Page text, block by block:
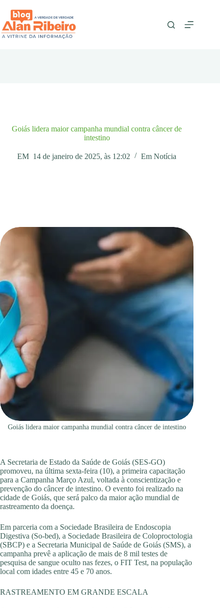
para
conteúdo
Goiás lidera maior campanha mundial contra câncer de
intestino
EM 14 de janeiro de 2025, às 12:02 Em Notícia
Goiás lidera maior campanha mundial contra câncer de intestino
A Secretaria de Estado da Saúde de Goiás (SES-GO)
promoveu, na última sexta-feira (10), a primeira capacitação
para a Campanha Março Azul, voltada à conscientização e
prevenção do câncer de intestino. O evento foi realizado na
cidade de Goiás, que será palco da maior ação mundial de
rastreamento da doença.
Em parceria com a Sociedade Brasileira de Endoscopia
Digestiva (So-bed), a Sociedade Brasileira de Coloproctologia
(SBCP) e a Secretaria Municipal de Saúde de Goiás (SMS), a
campanha prevê a aplicação de mais de 8 mil testes de
pesquisa de sangue oculto nas fezes, o FIT Test, na população
local com idades entre 45 e 70 anos.
RASTREAMENTO EM GRANDE ESCALA